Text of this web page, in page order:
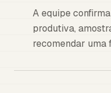
A equipe
produtiva,
recomendar uma